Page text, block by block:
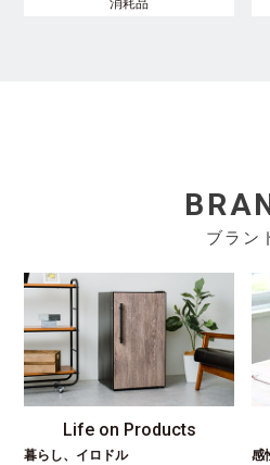
消耗品
ブラン
Life on Products
暮らし、イロドル
感